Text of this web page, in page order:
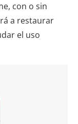
con o sin
a restaurar
el uso